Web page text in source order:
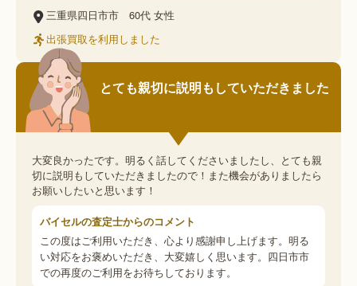
三重県四日市市 60代 女性
出張買取を利用しました
とても親切に説明もしていただきました
大変良かったです。明るく話してくださいましたし、とても親
切に説明もしていただきましたので！また機会がありましたら
お願いしたいと思います！
バイセルの査定士からのコメント
この度はご利用いただき、心より感謝申し上げます。明る
い対応をお褒めいただき、大変嬉しく思います。四日市市
での再度のご利用をお待ちしております。